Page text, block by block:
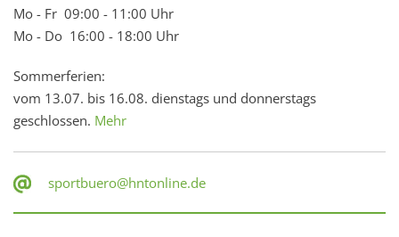
Mo - Fr 09:00 - 11:00 Uhr
Mo - Do 16:00 - 18:00 Uhr
Sommerferien:
vom 13.07. bis 16.08. dienstags und donnerstags
geschlossen. Mehr
sportbuero@hntonline.de